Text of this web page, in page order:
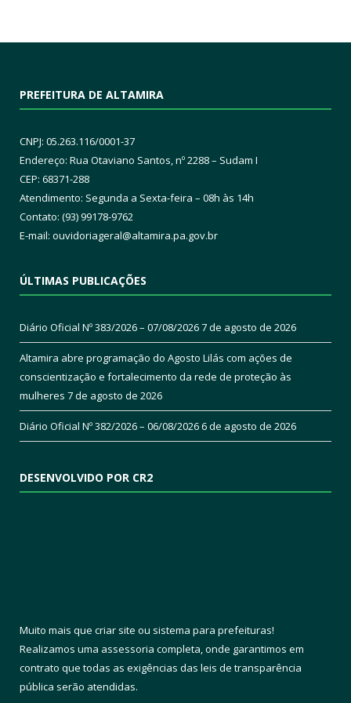
PREFEITURA DE ALTAMIRA
CNPJ: 05.263.116/0001-37
Endereço: Rua Otaviano Santos, nº 2288 – Sudam I
CEP: 68371-288
Atendimento: Segunda a Sexta-feira – 08h às 14h
Contato: (93) 99178-9762
E-mail: ouvidoriageral@altamira.pa.gov.br
ÚLTIMAS PUBLICAÇÕES
Diário Oficial Nº 383/2026 – 07/08/20267 de agosto de 2026
Altamira abre programação do Agosto Lilás com ações de
conscientização e fortalecimento da rede de proteção às
mulheres 7 de agosto de 2026
Diário Oficial Nº 382/2026 – 06/08/20266 de agosto de 2026
DESENVOLVIDO POR CR2
Muito mais que criar site ou sistema para prefeituras!
Realizamos uma assessoria completa, onde garantimos em
contrato que todas as exigências das leis de transparência
pública serão atendidas.